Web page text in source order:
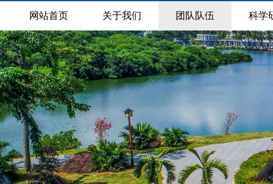
网站首页 关于我们 团队队伍 科学